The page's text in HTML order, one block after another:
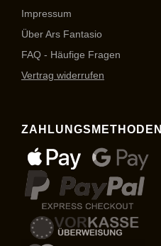
Impressum
Über Ars Fantasio
FAQ - Häufige Fragen
Vertrag widerrufen
ZAHLUNGSMETHODEN